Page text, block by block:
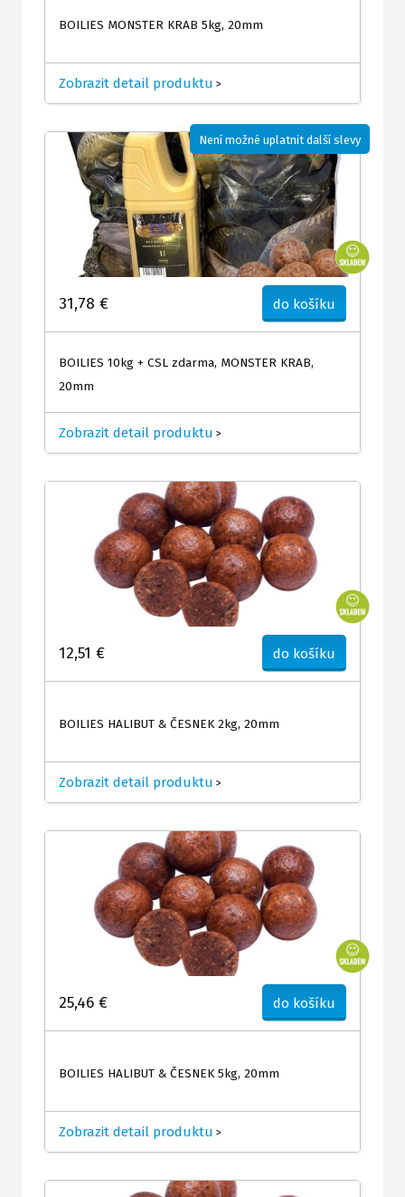
BOILIES MONSTER KRAB 5kg, 20mm
Zobrazit detail produktu >
31,78 € do košíku
BOILIES 10kg + CSL zdarma, MONSTER KRAB,
20mm
Zobrazit detail produktu >
Není možné uplatnit další slevy
12,51 € do košíku
BOILIES HALIBUT & ČESNEK 2kg, 20mm
Zobrazit detail produktu >
25,46 € do košíku
BOILIES HALIBUT & ČESNEK 5kg, 20mm
Zobrazit detail produktu >